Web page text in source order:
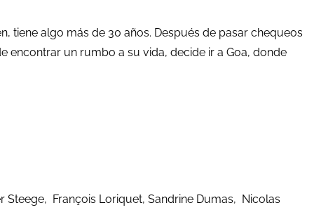
tiene algo más de 30 años. Después de pasar chequeos
encontrar un rumbo a su vida, decide ir a Goa, donde
François Loriquet, Sandrine Dumas, Nicolas